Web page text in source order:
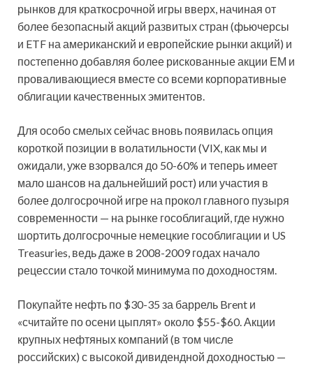
рынков для краткосрочной игры вверх, начиная от
более безопасный акций развитых стран (фьючерсы
и ETF на американский и европейские рынки акций) и
постепенно добавляя более рискованные акции ЕМ и
проваливающиеся вместе со всеми корпоративные
облигации качественных эмитентов.
Для особо смелых сейчас вновь появилась опция
короткой позиции в волатильности (VIX, как мы и
ожидали, уже взорвался до 50-60% и теперь имеет
мало шансов на дальнейший рост) или участия в
более долгосрочной игре на прокол главного пузыря
современности — на рынке гособлигаций, где нужно
шортить долгосрочные немецкие гособлигации и US
Treasuries, ведь даже в 2008-2009 годах начало
рецессии стало точкой минимума по доходностям.
Покупайте нефть по $30-35 за баррель Brent и
«считайте по осени цыплят» около $55-$60. Акции
крупных нефтяных компаний (в том числе
российских) с высокой дивидендной доходностью —